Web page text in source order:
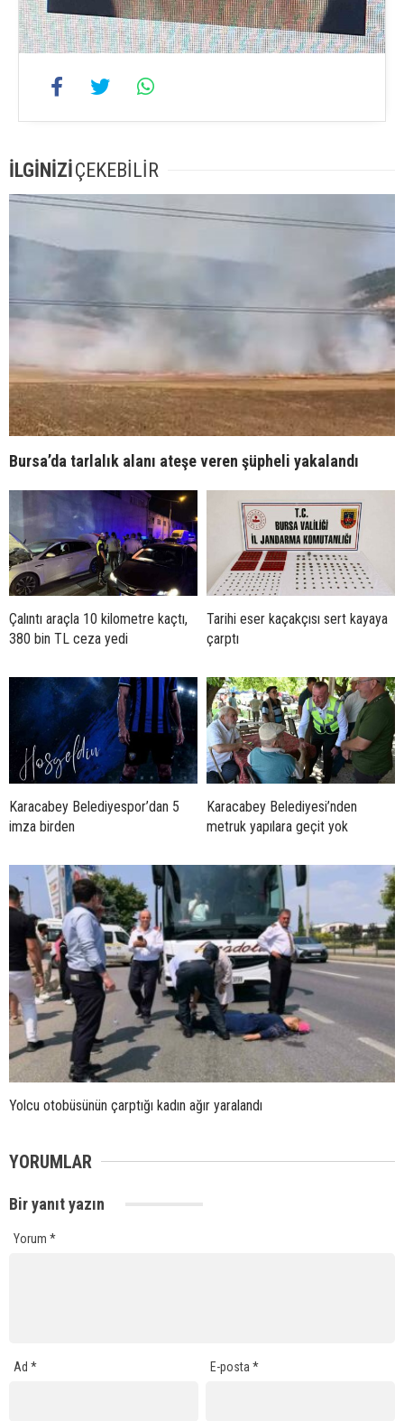
İLGİNİZİÇEKEBİLİR
Bursa’da tarlalık alanı ateşe veren şüpheli yakalandı
Çalıntı araçla 10 kilometre kaçtı,
380 bin TL ceza yedi
Tarihi eser kaçakçısı sert kayaya
çarptı
Karacabey Belediyespor’dan 5
imza birden
Karacabey Belediyesi’nden
metruk yapılara geçit yok
Yolcu otobüsünün çarptığı kadın ağır yaralandı
YORUMLAR
Bir yanıt yazın
Yorum *
Ad * E-posta*